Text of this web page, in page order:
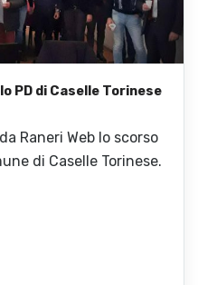
PD di Caselle Torinese
Raneri Web lo scorso
di Caselle Torinese.